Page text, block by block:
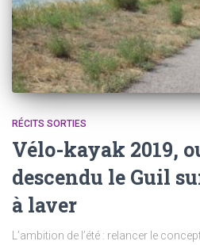
RÉCITS SORTIES
Vélo-kayak 2019,
descendu le Guil
à laver
L’ambition de l’été : relancer le